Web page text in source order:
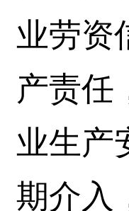
业劳资
产责任
业生产
期介入